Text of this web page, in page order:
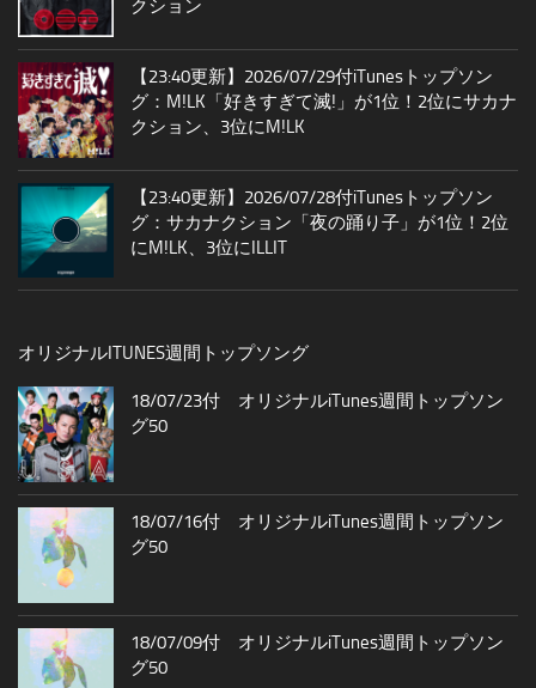
クション
【23:40更新】2026/07/29付iTunesトップソン
グ：M!LK「好きすぎて滅!」が1位！2位にサカナ
クション、3位にM!LK
【23:40更新】2026/07/28付iTunesトップソン
グ：サカナクション「夜の踊り子」が1位！2位
にM!LK、3位にILLIT
オリジナルITUNES週間トップソング
18/07/23付 オリジナルiTunes週間トップソン
グ50
18/07/16付 オリジナルiTunes週間トップソン
グ50
18/07/09付 オリジナルiTunes週間トップソン
グ50